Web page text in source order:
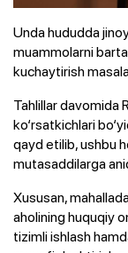
Unda hududda
muammolarni
kuchaytirish
Tahlillar davomida
ko‘rsatkichlari
qayd etilib, ushbu
mutasaddilarga
Xususan,
aholining huquqiy
tizimli ishlash